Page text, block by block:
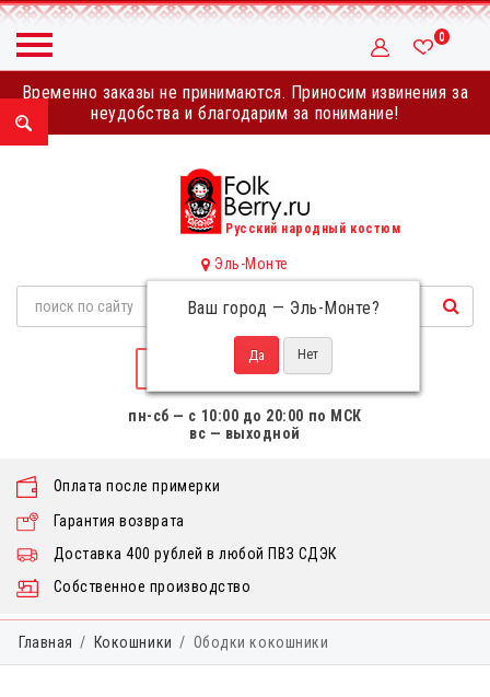
Временно заказы не принимаются. Приносим извинения за
неудобства и благодарим за понимание!
0
Русский народный костюм
Эль-Монте
Ваш город — Эль-Монте?
НАПИСАТЬ НАМ
пн-сб — с 10:00 до 20:00 по МСК
вс — выходной
Собственное производство
Оплата после примерки
Гарантия возврата
Доставка 400 рублей в любой ПВЗ СДЭК
Главная Кокошники Ободки кокошники